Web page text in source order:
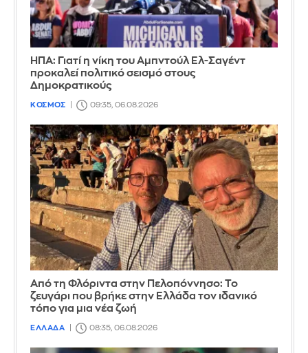
ΗΠΑ: Γιατί η νίκη του Αμπντούλ Ελ-Σαγέντ
προκαλεί πολιτικό σεισμό στους
Δημοκρατικούς
ΚΟΣΜΟΣ 09:35, 06.08.2026
Από τη Φλόριντα στην Πελοπόννησο: Το
ζευγάρι που βρήκε στην Ελλάδα τον ιδανικό
τόπο για μια νέα ζωή
ΕΛΛΑΔΑ 08:35, 06.08.2026